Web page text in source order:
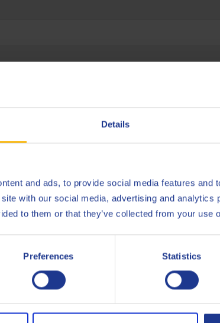
Details
and ads, to provide social media features and
with our social media, advertising and analytics
to them or that they’ve collected from your use
Preferences Statistics
T 520 15W-40 von der Entstehung bis zur
um mehr über die positiven Auswirkungen dieses
API